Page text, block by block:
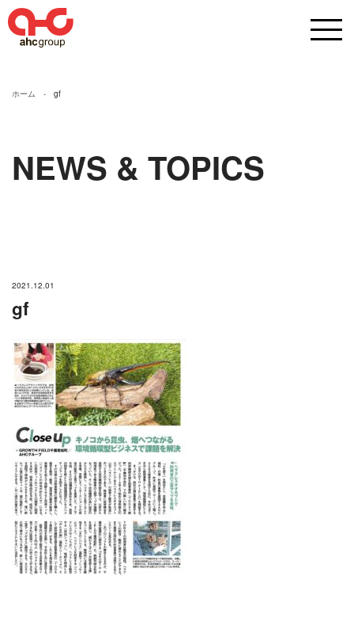
ホーム gf
NEWS & TOPICS
2021.12.01
gf